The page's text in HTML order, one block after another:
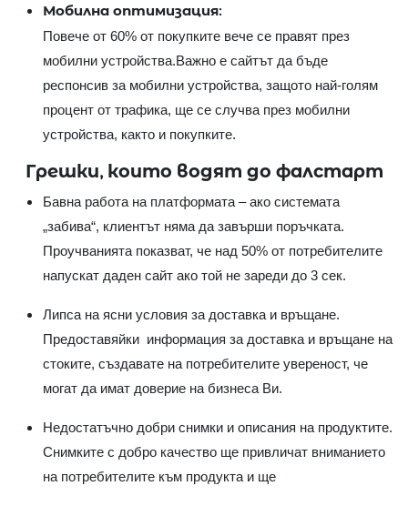
Мобилна оптимизация:
Повече от 60% от покупките вече се правят през
мобилни устройства.Важно е сайтът да бъде
респонсив за мобилни устройства, защото най-голям
процент от трафика, ще се случва през мобилни
устройства, както и покупките.
Грешки, които водят до фалстарт
Бавна работа на платформата – ако системата
„забива“, клиентът няма да завърши поръчката.
Проучванията показват, че над 50% от потребителите
напускат даден сайт ако той не зареди до 3 сек.
Липса на ясни условия за доставка и връщане.
Предоставяйки информация за доставка и връщане на
стоките, създавате на потребителите увереност, че
могат да имат доверие на бизнеса Ви.
Недостатъчно добри снимки и описания на продуктите.
Снимките с добро качество ще привличат вниманието
на потребителите към продукта и ще